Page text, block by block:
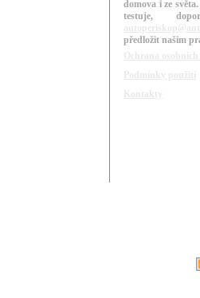
domova i ze
testuje,
předložit našim